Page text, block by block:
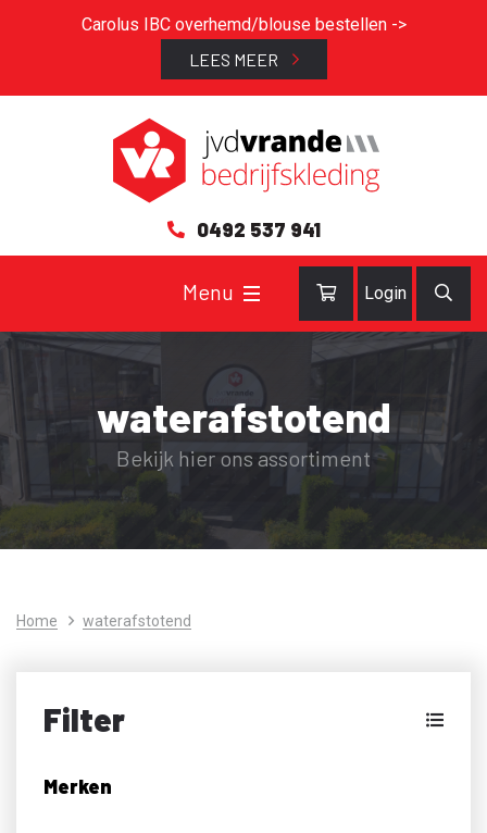
Carolus IBC overhemd/blouse bestellen ->
LEES MEER
0492 537 941
Login
waterafstotend
Bekijk hier ons assortiment
Home waterafstotend
Filter
Merken